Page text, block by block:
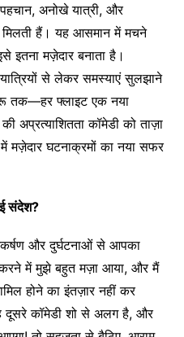
अनोखे यात्री, और
मिलती हैं। यह आसमान में मचने
इतना मज़ेदार बनाता है।
से लेकर समस्याएं सुलझाने
तक—हर फ्लाइट एक नया
अप्रत्याशितता कॉमेडी को ताज़ा
मज़ेदार घटनाक्रमों का नया सफर
संदेश?
और दुर्घटनाओं से आपका
में मुझे बहुत मज़ा आया, और मैं
होने का इंतज़ार नहीं कर
दूसरे कॉमेडी शो से अलग है, और